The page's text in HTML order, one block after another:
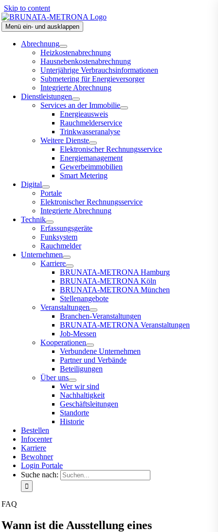
Skip to content
Menü ein- und ausklappen
Abrechnung
Heizkostenabrechnung
Hausnebenkostenabrechnung
Unterjährige Verbrauchsinformationen
Submetering für Energieversorger
Integrierte Abrechnung
Dienstleistungen
Services an der Immobilie
Energieausweis
Rauchmelderservice
Trinkwasseranalyse
Weitere Dienste
Elektronischer Rechnungsservice
Energiemanagement
Gewerbeimmobilien
Smart Metering
Digital
Portale
Elektronischer Rechnungsservice
Integrierte Abrechnung
Technik
Erfassungsgeräte
Funksystem
Rauchmelder
Unternehmen
Karriere
BRUNATA-METRONA Hamburg
BRUNATA-METRONA Köln
BRUNATA-METRONA München
Stellenangebote
Veranstaltungen
Branchen-Veranstaltungen
BRUNATA-METRONA Veranstaltungen
Job-Messen
Kooperationen
Verbundene Unternehmen
Partner und Verbände
Beteiligungen
Über uns
Wer wir sind
Nachhaltigkeit
Geschäftsleitungen
Standorte
Historie
Bestellen
Infocenter
Karriere
Bewohner
Login Portale
Suche nach:
FAQ
Wann ist die Ausstellung eines